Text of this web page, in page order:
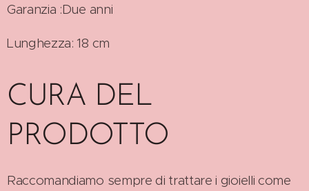
Garanzia :Due anni
Lunghezza: 18 cm
CURA DEL
PRODOTTO
Raccomandiamo sempre di trattare i gioielli come